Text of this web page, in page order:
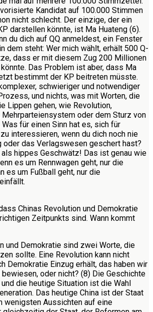
Kandidat auf 100.000 Stimmen
nicht schlecht. Der einzige, der ein
darstellen könnte, ist Ma Huateng (6).
du dich auf QQ anmeldest, ein Fenster
dem steht: Wer mich wählt, erhält 500 Q-
dass er mit diesem Zug 200 Millionen
Das Problem ist aber, dass Ma
bestimmt der KP beitreten müsste.
schwieriger und notwendiger
und nichts, was mit Worten, die
Lippen gehen, wie Revolution,
Mehrparteiensystem oder dem Sturz von
Was für einen Sinn hat es, sich für
interessieren, wenn du dich noch nie
oder das Verlagswesen geschert hast?
hippes Geschwätz! Das ist genau wie
es um Rennwagen geht, nur die
es um Fußball geht, nur die
Chinas Revolution und Demokratie
Zeitpunkts sind. Wann kommt
und Demokratie sind zwei Worte, die
sollte. Eine Revolution kann nicht
Demokratie Einzug erhält, das haben wir
oder nicht? (8) Die Geschichte
und die heutige Situation ist die Wahl
Das heutige China ist der Staat
wenigsten Aussichten auf eine